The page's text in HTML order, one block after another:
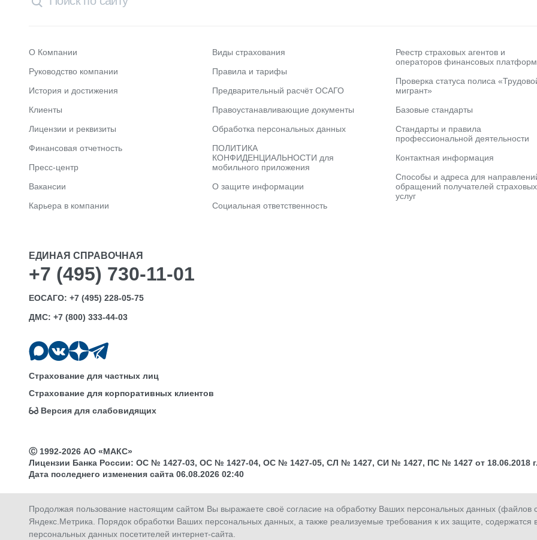
Продолжая пользование настоящим сайтом Вы выражаете своё согласие на обработку Ваших персональных данных (файлов
Яндекс.Метрика. Порядок обработки Ваших персональных данных, а также реализуемые требования к их защите,
персональных данных посетителей интернет-сайта.
Купить Продлить Оплатить Активировать
Сообщить о
Обратная
О Компании
Руководство компании
История и достижения
Клиенты
Лицензии и реквизиты
Финансовая отчетность
Пресс-центр
Вакансии
Карьера в компании
Виды страхования
Правила и тарифы
Предварительный расчёт ОСАГО
Правоустанавливающие документы
Обработка персональных данных
ПОЛИТИКА
КОНФИДЕНЦИАЛЬНОСТИ для
мобильного приложения
О защите информации
Социальная ответственность
Реестр страховых агентов и
операторов финансовых платформ
Проверка статуса полиса
мигрант»
Базовые стандарты
Стандарты и правила
профессиональной деятельности
Контактная информация
Способы и адреса для
обращений получателей страховых
услуг
ЕДИНАЯ СПРАВОЧНАЯ
+7 (495) 730-11-01
ЕОСАГО: +7 (495) 228-05-75
ДМС: +7 (800) 333-44-03
Страхование для частных лиц
Страхование для корпоративных клиентов
Версия для слабовидящих
Ⓒ 1992-2026 АО «МАКС»
Лицензии Банка России: ОС № 1427-03, ОС № 1427-04, ОС № 1427-05, СЛ № 1427, СИ № 1427, ПС № 1427 от 18.06.2018
Дата последнего изменения сайта 06.08.2026 02:40